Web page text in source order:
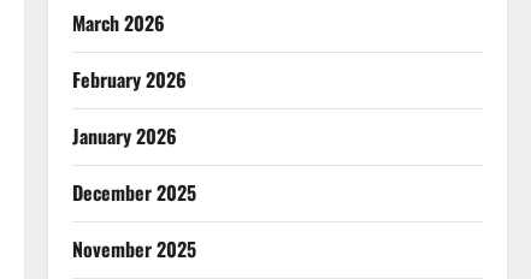
March 2026
February 2026
January 2026
December 2025
November 2025